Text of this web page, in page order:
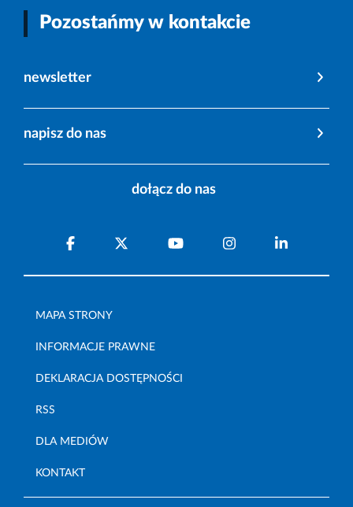
Pozostańmy w kontakcie
newsletter
napisz do nas
dołącz do nas
MAPA STRONY
INFORMACJE PRAWNE
DEKLARACJA DOSTĘPNOŚCI
RSS
DLA MEDIÓW
KONTAKT